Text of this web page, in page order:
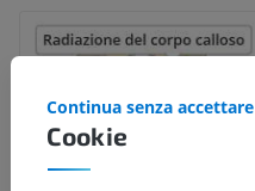
Cookie
Continua senza accettare